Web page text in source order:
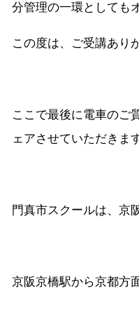
分管理の一環としても
この度は、ご受講あり
ここで最後に電車のご
ェアさせていただきます
門真市スクールは、京
京阪京橋駅から京都方